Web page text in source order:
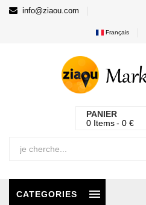
info@ziaou.com
Français
PANIER
0 Items 0 €
CATEGORIES